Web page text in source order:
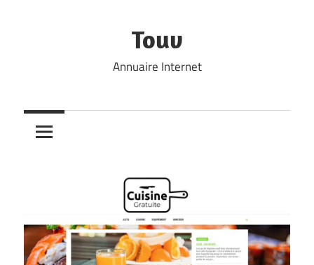
Touv
Annuaire Internet